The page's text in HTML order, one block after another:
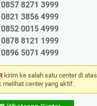
0857 8271 3999
0821 3856 4999
0852 0015 4999
0878 8121 1999
0896 5071 4999
kirim ke salah satu center di atas
melihat center yang aktif.